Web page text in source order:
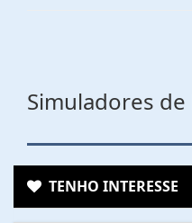
Simuladores de
TENHO INTERESSE